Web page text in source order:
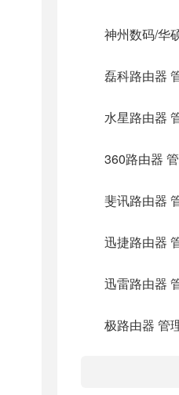
神州数码/华
磊科路由器
水星路由器
360路由器
斐讯路由器
迅捷路由器
迅雷路由器
极路由器 管